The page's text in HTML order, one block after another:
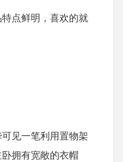
点鲜明，喜欢的就
见一笔利用置物架
卧拥有宽敞的衣帽